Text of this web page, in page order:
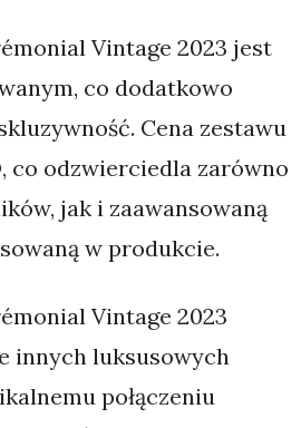
Vintage 2023 jest
co dodatkowo
Cena zestawu
co odzwierciedla zarówno
jak i zaawansowaną
w produkcie.
Vintage 2023
innych luksusowych
połączeniu